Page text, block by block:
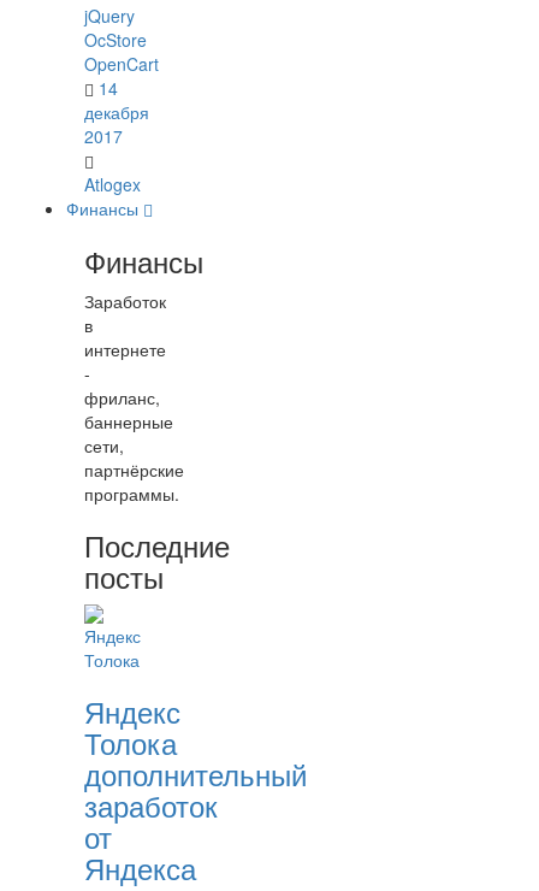
jQuery
OcStore
OpenCart
14
декабря
2017
Atlogex
Финансы
Финансы
Заработок
в
интернете
-
фриланс,
баннерные
сети,
партнёрские
программы.
Последние
посты
Яндекс
Толока
дополнительный
заработок
от
Яндекса